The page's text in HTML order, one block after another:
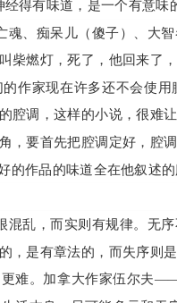
得有味道，是一个有意味
魂、痴呆儿（傻子）、
柴燃灯，死了，他回来了
作家现在许多还不会使
腔调，这样的小说，很难
，要首先把腔调定好，腔
作品的味道全在他叙述的
乱，而实则有规律。无
，是有章法的，而失序则
难。加拿大作家伍尔夫